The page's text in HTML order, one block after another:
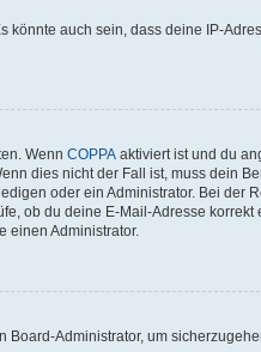
könnte auch sein, dass deine IP-
Wenn COPPA aktiviert ist und du
dies nicht der Fall ist, muss dein
oder ein Administrator. Bei der
ob du deine E-Mail-Adresse korrekt
einen Administrator.
Administrator, um